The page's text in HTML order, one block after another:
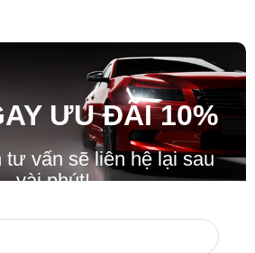
ƯU ĐÃI10%
tư vấn sẽ liên hệ lại sau
vài phút!